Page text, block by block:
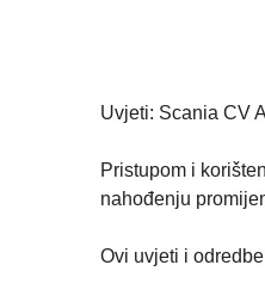
Uvjeti: Scania CV
Pristupom i
nahođenju
Ovi uvjeti i